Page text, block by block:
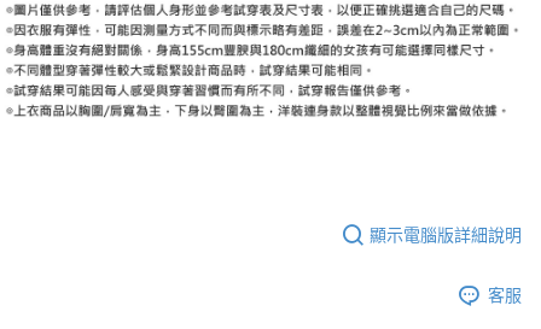
顯示電腦版詳細說明
客服